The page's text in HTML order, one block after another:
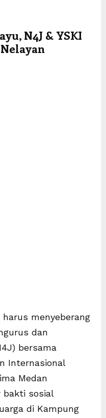
N4J & YSKI
menyeberang
dan
bersama
Internasional
Medan
bakti sosial
di Kampung